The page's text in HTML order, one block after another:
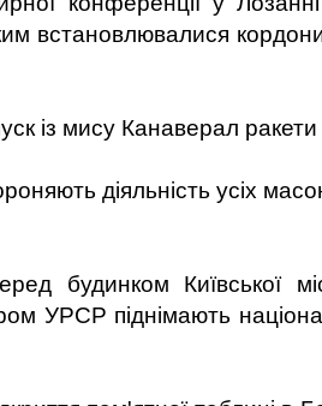
встановлювалися
із мису Канаверал
діяльність усіх
будинком Київської
УРСР піднімають